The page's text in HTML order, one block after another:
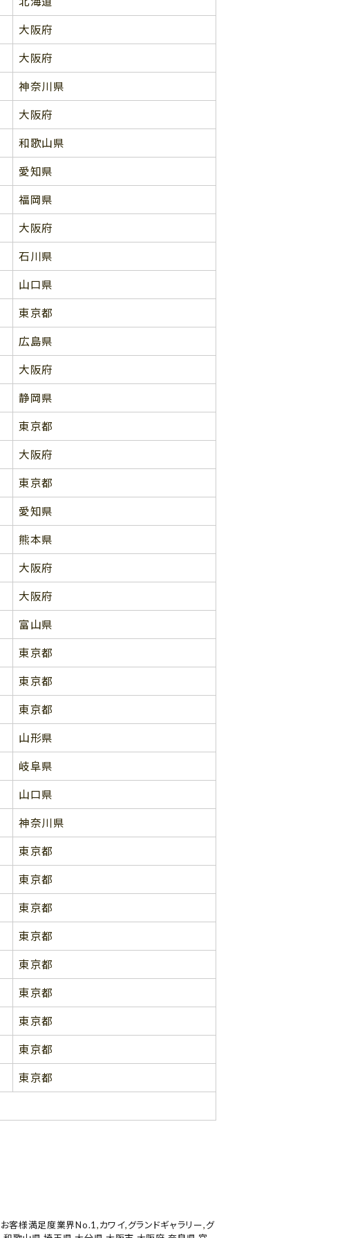
大阪府
大阪府
神奈川県
大阪府
和歌山県
愛知県
福岡県
大阪府
石川県
山口県
東京都
広島県
大阪府
静岡県
東京都
大阪府
東京都
愛知県
熊本県
大阪府
大阪府
富山県
東京都
東京都
東京都
山形県
岐阜県
山口県
神奈川県
東京都
東京都
東京都
東京都
東京都
東京都
東京都
東京都
東京都
お客様満足度業界No.1 ,カワイ,グランドギャラリー,グ